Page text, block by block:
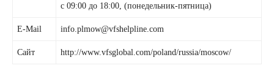
с 09:00 до 18:00, (понедельник-пятница)
E-Mail info.plmow@vfshelpline.com
Сайт http://www.vfsglobal.com/poland/russia/moscow/